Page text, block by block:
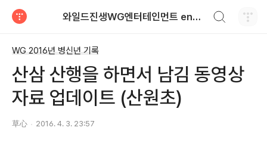
와일드진생WG엔터테인먼트 entertainment
WG 2016년 병신년 기록
산삼 산행을 하면서 남김 동영상
자료 업데이트 (산원초)
草心 2016. 4. 3. 23:57